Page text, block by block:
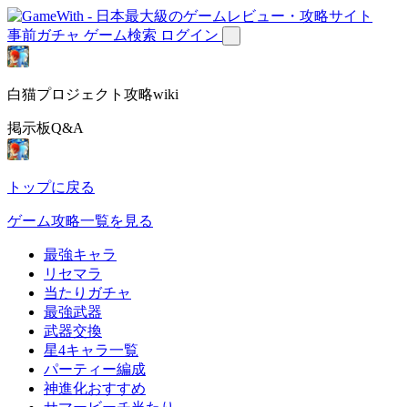
事前ガチャ ゲーム検索 ログイン
白猫プロジェクト攻略wiki
掲示板Q&A
トップに戻る
ゲーム攻略一覧を見る
最強キャラ
リセマラ
当たりガチャ
最強武器
武器交換
星4キャラ一覧
パーティー編成
神進化おすすめ